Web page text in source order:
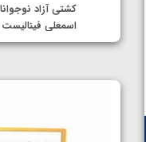
کشتی آزاد
اسمعلی
نمایندگان
سوم برای ایران